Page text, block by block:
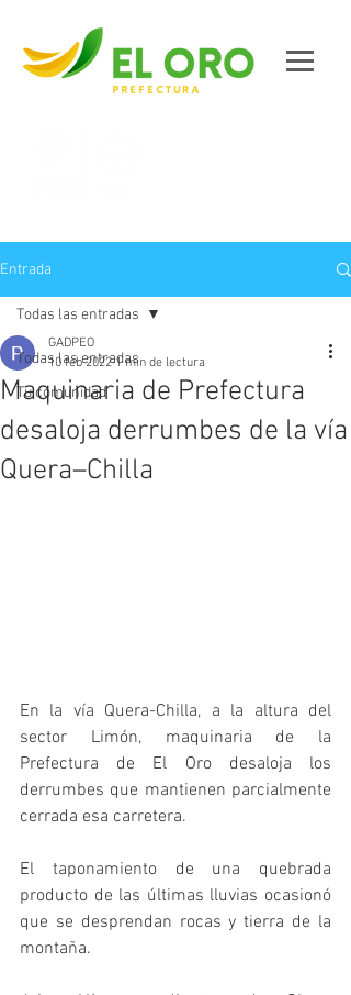
Entrada
Todas las entradas
Tu comunidad
Todas las entradas
Maquinaria de Prefectura
desaloja derrumbes de la vía
Quera–Chilla
GADPEO
10 feb 2022 1 min de lectura
En la vía Quera-Chilla, a la altura del
sector Limón, maquinaria de la
Prefectura de El Oro desaloja los
derrumbes que mantienen parcialmente
cerrada esa carretera.
El taponamiento de una quebrada
producto de las últimas lluvias ocasionó
que se desprendan rocas y tierra de la
montaña.